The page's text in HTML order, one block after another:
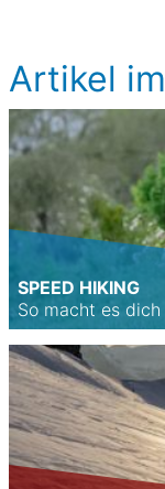
Artikel
SPEED HIKING
So macht es